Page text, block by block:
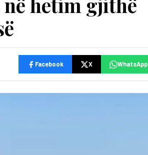
Facebook X WhatsApp